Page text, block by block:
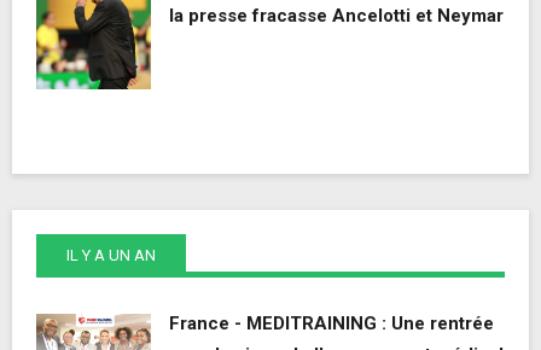
la presse fracasse Ancelotti et Neymar
IL Y A UN AN
France - MEDITRAINING : Une rentrée